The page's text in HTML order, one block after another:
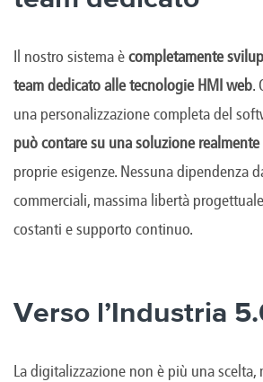
Il nostro sistema ècompletamente
team dedicato alle tecnologie HMI web.
una personalizzazione completa del
può contare su una soluzione
proprie esigenze. Nessuna dipendenza
commerciali, massima libertà
costanti e supporto continuo.
Verso l’Industria
La digitalizzazione non è più una scelta,